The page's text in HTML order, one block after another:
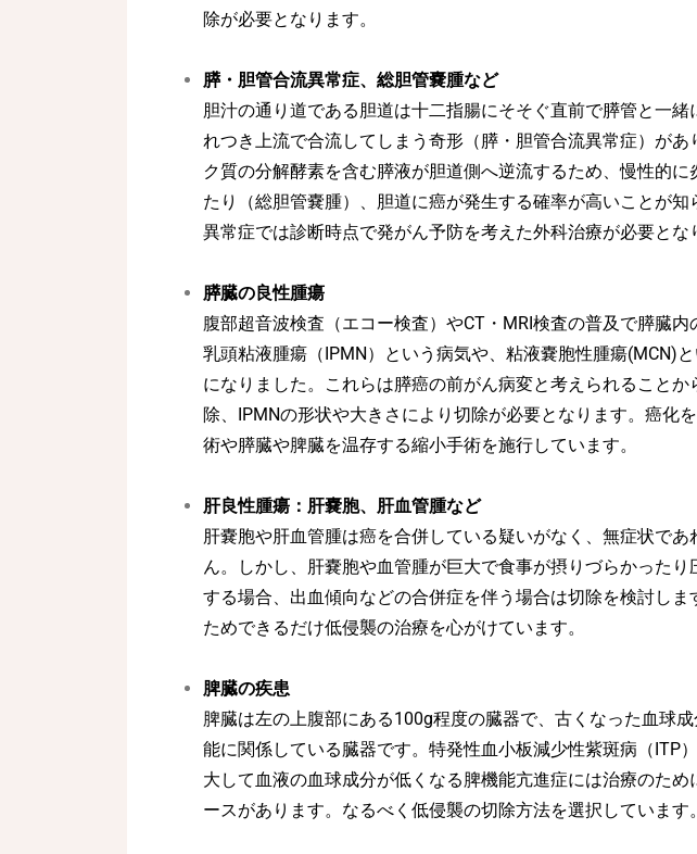
除が必要となります。
膵・胆管合流異常症、総胆管嚢腫など
胆汁の通り道である胆道は十二指腸にそそぐ直前で膵管と一緒
れつき上流で合流してしまう奇形（膵・胆管合流異常症）が
ク質の分解酵素を含む膵液が胆道側へ逆流するため、慢性的
たり（総胆管嚢腫）、胆道に癌が発生する確率が高いことが
異常症では診断時点で発がん予防を考えた外科治療が必要とな
膵臓の良性腫瘍
腹部超音波検査（エコー検査）やCT・MRI検査の普及で膵臓
乳頭粘液腫瘍（IPMN）という病気や、粘液嚢胞性腫瘍(MCN)
になりました。これらは膵癌の前がん病変と考えられることか
除、IPMNの形状や大きさにより切除が必要となります。癌化
術や膵臓や脾臓を温存する縮小手術を施行しています。
肝良性腫瘍：肝嚢胞、肝血管腫など
肝嚢胞や肝血管腫は癌を合併している疑いがなく、無症状で
ん。しかし、肝嚢胞や血管腫が巨大で食事が摂りづらかったり
する場合、出血傾向などの合併症を伴う場合は切除を検討しま
ためできるだけ低侵襲の治療を心がけています。
脾臓の疾患
脾臓は左の上腹部にある100g程度の臓器で、古くなった血球
能に関係している臓器です。特発性血小板減少性紫斑病（ITP
大して血液の血球成分が低くなる脾機能亢進症には治療のた
ースがあります。なるべく低侵襲の切除方法を選択しています。